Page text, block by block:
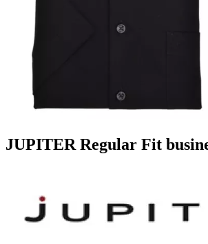
JUPITER Regular Fit